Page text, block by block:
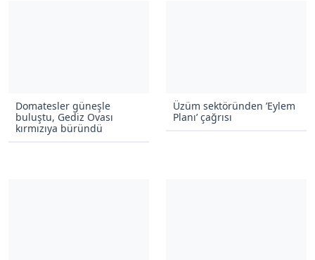
Domatesler güneşle
buluştu, Gediz Ovası
kırmızıya büründü
Üzüm sektöründen ’Eylem
Planı’ çağrısı